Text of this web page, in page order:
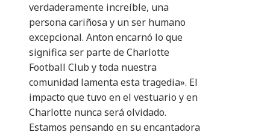
verdaderamente increíble, una
persona cariñosa y un ser humano
excepcional. Anton encarnó lo que
significa ser parte de Charlotte
Football Club y toda nuestra
comunidad lamenta esta tragedia». El
impacto que tuvo en el vestuario y en
Charlotte nunca será olvidado.
Estamos pensando en su encantadora